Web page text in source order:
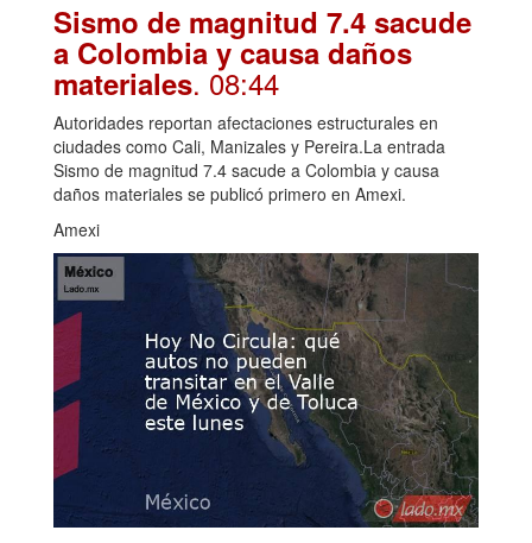
Sismo de magnitud 7.4 sacude
a Colombia y causa daños
materiales. 08:44
Autoridades reportan afectaciones estructurales en
ciudades como Cali, Manizales y Pereira.La entrada
Sismo de magnitud 7.4 sacude a Colombia y causa
daños materiales se publicó primero en Amexi.
Amexi